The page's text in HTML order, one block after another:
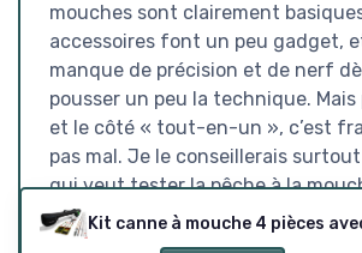
mouches sont clairement
accessoires font un peu gadget,
manque de précision et de nerf
pousser un peu la technique.
et le côté « tout-en-un », c’est
pas mal. Je le conseillerais
qui veut tester la pêche à la
investir gros, ou à un pêcheur
qui cherche un deuxième